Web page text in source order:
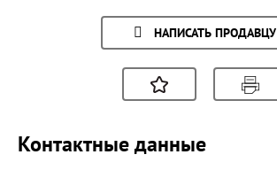
НАПИСАТЬ ПРОДАВЦУ
Контактные данные